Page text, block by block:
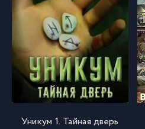
Уникум 1. Тайная дверь